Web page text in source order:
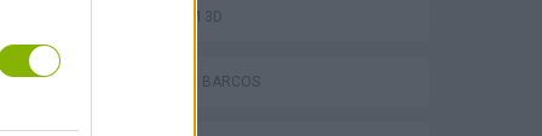
JOGOS EM 3D
JOGOS DE BARCOS